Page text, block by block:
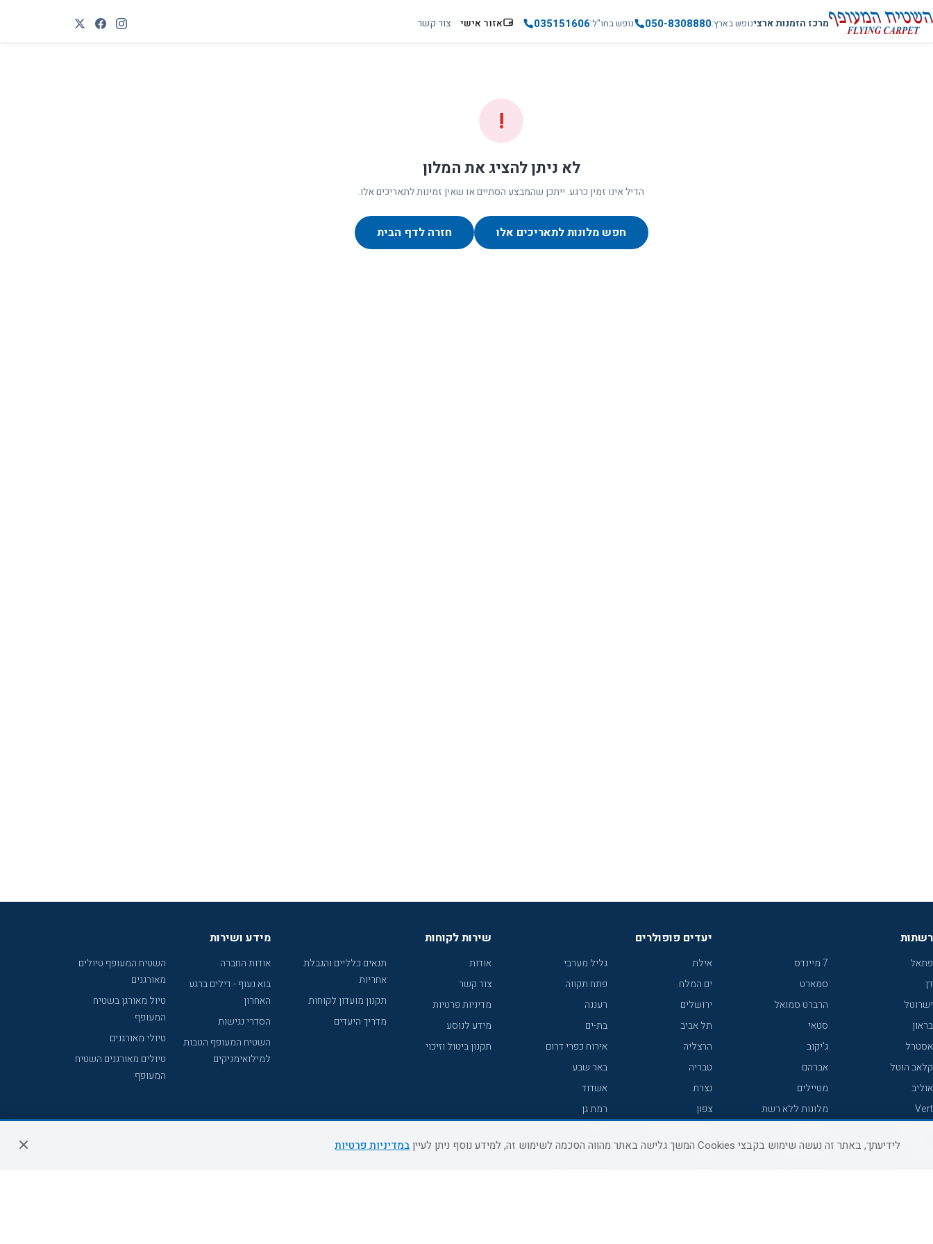
מרכז הזמנות ארצינופש בארץ050-8308880 נופש בחו"ל035151606 אזור אישי צור קשר
!
לא ניתן להציג את המלון
הדיל אינו זמין כרגע. ייתכן שהמבצע הסתיים או שאין זמינות לתאריכים אלו.
חפש מלונות לתאריכים אלו חזרה לדף הבית
רשתות
פתאל
דן
ישרוטל
בראון
אסטרל
קלאב הוטל
אוליב
Vert
7 מיינדס
סמארט
הרברט סמואל
סטאי
ג'יקוב
אברהם
מטיילים
מלונות ללא רשת
קראון פלאזה
יעדים פופולרים
אילת
ים המלח
ירושלים
תל אביב
הרצליה
טבריה
נצרת
צפון
נתניה
גליל מערבי
פתח תקווה
רעננה
בת-ים
אירוח כפרי דרום
באר שבע
אשדוד
רמת גן
עכו
שירות לקוחות
אודות
צור קשר
מדיניות פרטיות
מידע לנוסע
תקנון ביטול וזיכוי
תנאים כלליים והגבלת
אחריות
תקנון מועדון לקוחות
מדריך היעדים
מידע ושירות
אודות החברה
בוא נעוף - דילים ברגע
האחרון
הסדרי נגישות
השטיח המעופף הטבות
למילואימניקים
השטיח המעופף טיולים
מאורגנים
טיול מאורגן בשטיח
המעופף
טיולי מאורגנים
טיולים מאורגנים השטיח
המעופף
לידיעתך, באתר זה נעשה שימוש בקבצי Cookies המשך גלישה באתר מהווה הסכמה לשימוש זה, למידע נוסף ניתן לעיין במדיניות פרטיות